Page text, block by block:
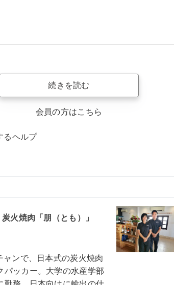
続きを読む
会員の方はこちら
るヘルプ
火焼肉「朋（とも）」
ンで、日本式の炭火焼肉
パッカー。大学の水産学部